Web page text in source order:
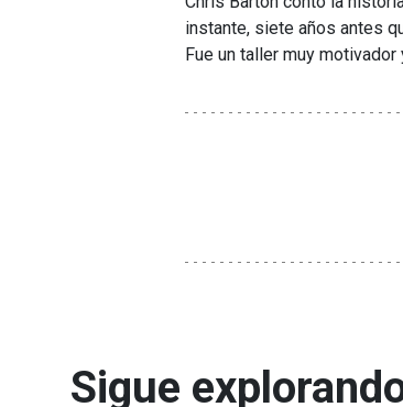
instante, siete años antes
Fue un taller muy
Sigue